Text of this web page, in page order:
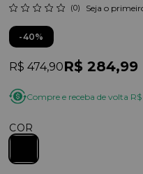
(0) Seja o
40%
R$ 474,90R$ 284,99
Compre e receba de volta
COR